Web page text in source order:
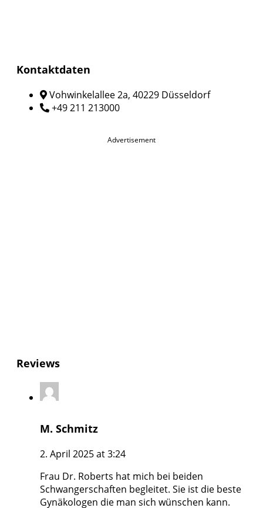
Kontaktdaten
Vohwinkelallee 2a, 40229 Düsseldorf
+49 211 213000
Advertisement
Reviews
M. Schmitz
2. April 2025 at 3:24
Frau Dr. Roberts hat mich bei beiden
Schwangerschaften begleitet. Sie ist die beste
Gynäkologen die man sich wünschen kann.